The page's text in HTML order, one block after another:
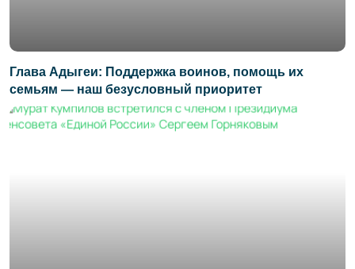
Глава Адыгеи: Поддержка воинов, помощь их
семьям — наш безусловный приоритет